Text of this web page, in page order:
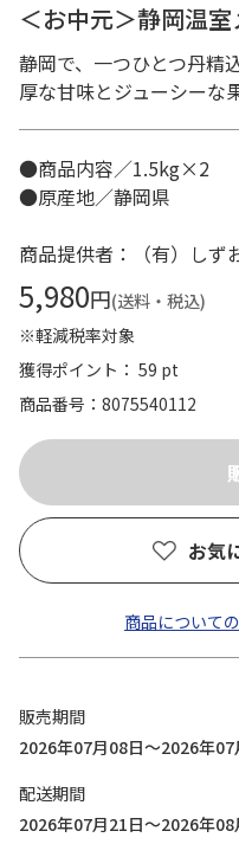
＜お中元＞静岡温
静岡で、一つひとつ丹精
厚な甘味とジューシーな
●商品内容／1.5kg×2
●原産地／静岡県
商品提供者：（有）しず
5,980円(送料・税込)
※軽減税率対象
獲得ポイント： 59 pt
商品番号
8075540112
お気
商品について
販売期間
2026年07月08日～2026年07
配送期間
2026年07月21日～2026年08